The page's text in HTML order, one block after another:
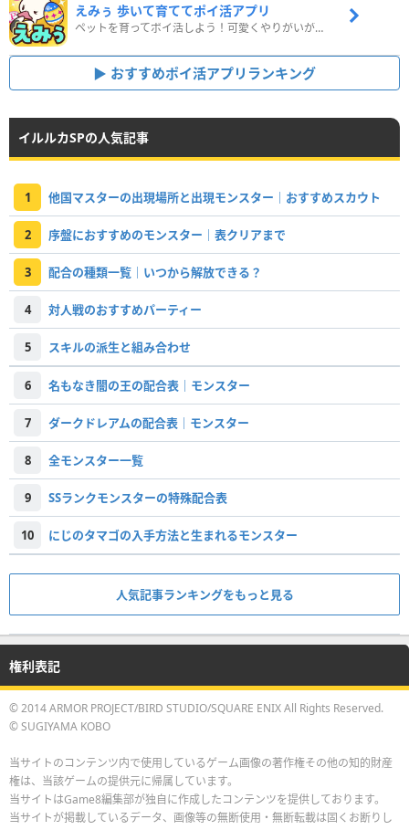
えみぅ 歩いて育ててポイ活アプリ
ペットを育ってポイ活しよう！可愛くやりがいがある新感覚アプリ
おすすめポイ活アプリランキング
イルルカSPの人気記事
1 他国マスターの出現場所と出現モンスター｜おすすめスカウト
2 序盤におすすめのモンスター｜表クリアまで
3 配合の種類一覧｜いつから解放できる？
4 対人戦のおすすめパーティー
5 スキルの派生と組み合わせ
6 名もなき闇の王の配合表｜モンスター
7 ダークドレアムの配合表｜モンスター
8 全モンスター一覧
9 SSランクモンスターの特殊配合表
10 にじのタマゴの入手方法と生まれるモンスター
人気記事ランキングをもっと見る
権利表記
© 2014 ARMOR PROJECT/BIRD STUDIO/SQUARE ENIX All Rights Reserved.
© SUGIYAMA KOBO
当サイトのコンテンツ内で使用しているゲーム画像の著作権その他の知的財産
権は、当該ゲームの提供元に帰属しています。
当サイトはGame8編集部が独自に作成したコンテンツを提供しております。
当サイトが掲載しているデータ、画像等の無断使用・無断転載は固くお断りし